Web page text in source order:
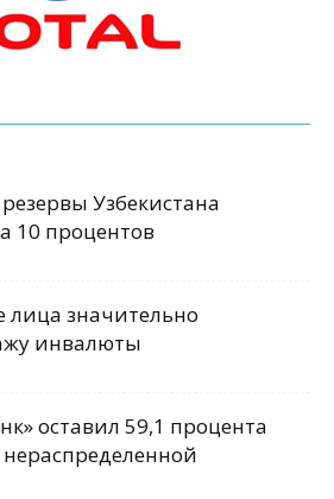
Узбекистана
10 процентов
лица значительно
инвалюты
оставил 59,1 процента